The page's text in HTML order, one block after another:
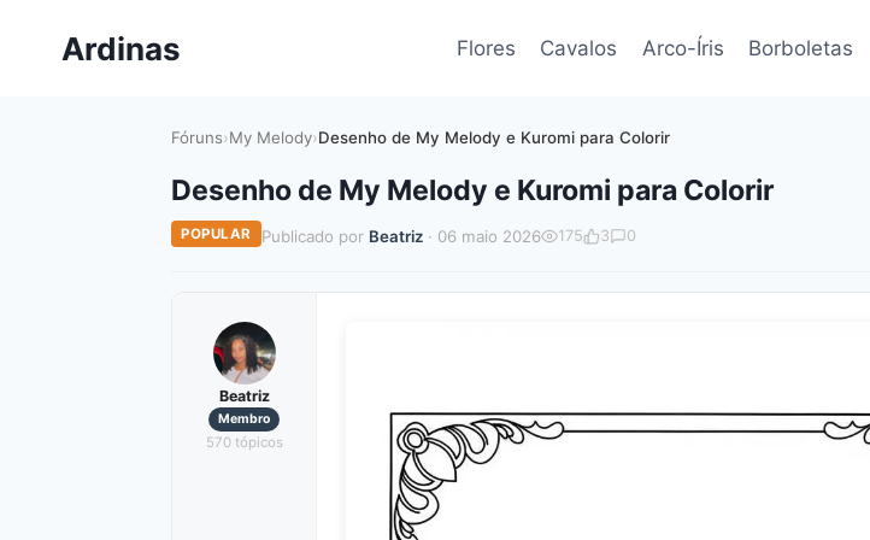
Ardinas Flores Cavalos Arco-Íris Borboletas
Fóruns›My Melody›Desenho de My Melody e Kuromi para Colorir
Desenho de My Melody e Kuromi para Colorir
POPULAR Publicado por Beatriz· 06 maio 2026 175 3 0
Beatriz
Membro
570 tópicos